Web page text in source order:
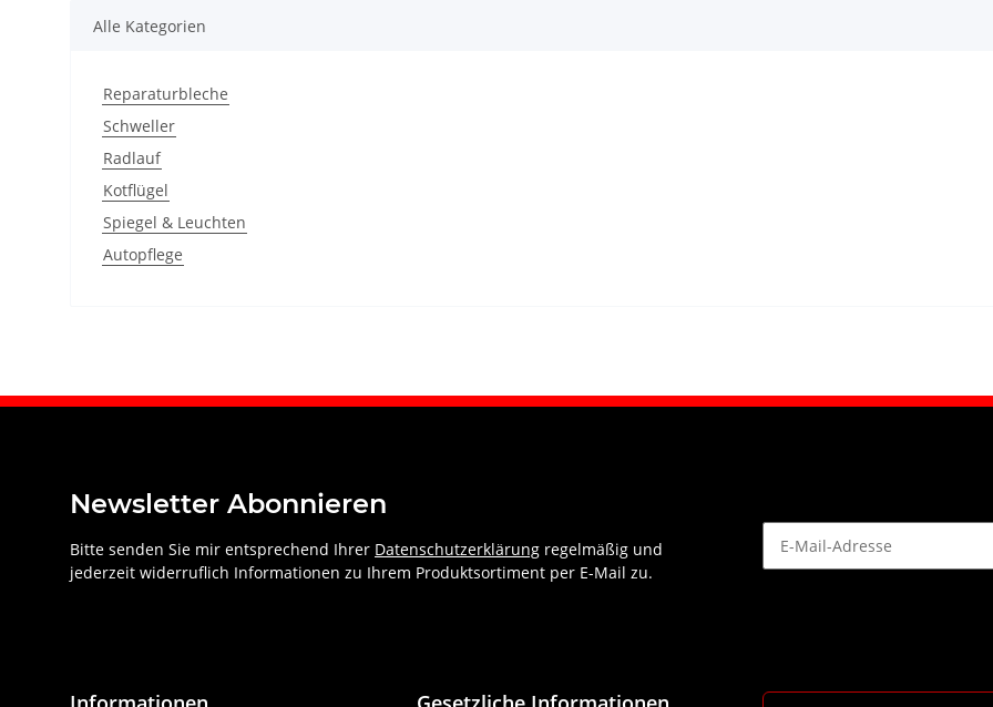
Alle Kategorien
Reparaturbleche
Schweller
Radlauf
Kotflügel
Spiegel & Leuchten
Autopflege
Newsletter Abonnieren
Bitte senden Sie mir entsprechend Ihrer Datenschutzerklärung regelmäßig und
jederzeit widerruflich Informationen zu Ihrem Produktsortiment per E-Mail zu.